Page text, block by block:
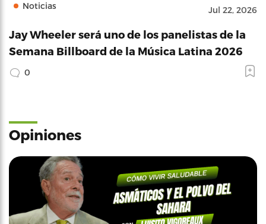
Noticias Jul 22, 2026
Jay Wheeler será uno de los panelistas de la
Semana Billboard de la Música Latina 2026
0
Opiniones